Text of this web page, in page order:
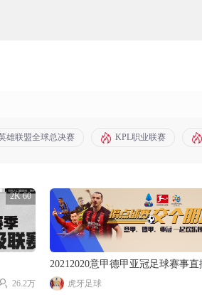
雄联盟全球总决赛 KPL职业联赛
2K 60
26.2万
20212020意甲德甲亚冠足球赛事直
虎牙足球